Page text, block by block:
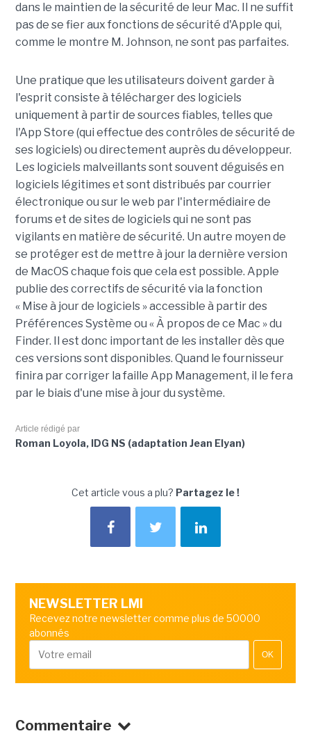
dans le maintien de la sécurité de leur Mac. Il ne suffit
pas de se fier aux fonctions de sécurité d'Apple qui,
comme le montre M. Johnson, ne sont pas parfaites.
Une pratique que les utilisateurs doivent garder à
l'esprit consiste à télécharger des logiciels
uniquement à partir de sources fiables, telles que
l'App Store (qui effectue des contrôles de sécurité de
ses logiciels) ou directement auprès du développeur.
Les logiciels malveillants sont souvent déguisés en
logiciels légitimes et sont distribués par courrier
électronique ou sur le web par l'intermédiaire de
forums et de sites de logiciels qui ne sont pas
vigilants en matière de sécurité. Un autre moyen de
se protéger est de mettre à jour la dernière version
de MacOS chaque fois que cela est possible. Apple
publie des correctifs de sécurité via la fonction
« Mise à jour de logiciels » accessible à partir des
Préférences Système ou « À propos de ce Mac » du
Finder. Il est donc important de les installer dès que
ces versions sont disponibles. Quand le fournisseur
finira par corriger la faille App Management, il le fera
par le biais d'une mise à jour du système.
Article rédigé par
Roman Loyola, IDG NS (adaptation Jean Elyan)
Cet article vous a plu? Partagez le !
NEWSLETTER LMI
Recevez notre newsletter comme plus de 50000
abonnés
OK
Commentaire